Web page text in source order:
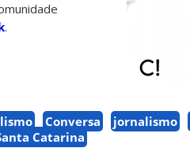
.
Conversa jornalismo
Catarina